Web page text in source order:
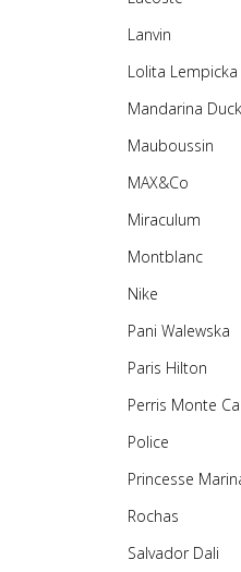
Lanvin
Lolita Lempicka
Mandarina Duck
Mauboussin
MAX&Co
Miraculum
Montblanc
Nike
Pani Walewska
Paris Hilton
Perris Monte
Police
Princesse
Rochas
Salvador Dali